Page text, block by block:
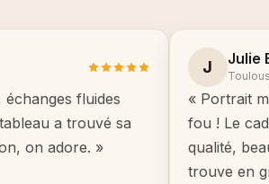
fluides
a trouvé sa
on adore. »
J Julie
« Portrait
fou ! Le
qualité,
trouve en